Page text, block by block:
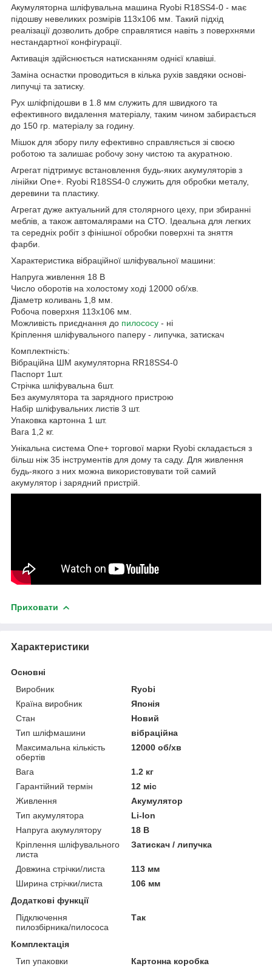
Акумуляторна шліфувальна машина Ryobi R18SS4-0 - має
підошву невеликих розмірів 113х106 мм. Такий підхід
реалізації дозволить добре справлятися навіть з поверхнями
нестандартної конфігурації.
Активація здійснюється натисканням однієї клавіші.
Заміна оснастки проводиться в кілька рухів завдяки основі-
липучці та затиску.
Рух шліфпідошви в 1.8 мм служить для швидкого та
ефективного видалення матеріалу, таким чином забирається
до 150 гр. матеріалу за годину.
Мішок для збору пилу ефективно справляється зі своєю
роботою та залишає робочу зону чистою та акуратною.
Агрегат підтримує встановлення будь-яких акумуляторів з
лінійки One+. Ryobi R18SS4-0 служить для обробки металу,
деревини та пластику.
Агрегат дуже актуальний для столярного цеху, при збиранні
меблів, а також автомалярами на СТО. Ідеальна для легких
та середніх робіт з фінішної обробки поверхні та зняття
фарби.
Характеристика вібраційної шліфувальної машини:
Напруга живлення 18 В
Число оборотів на холостому ході 12000 об/хв.
Діаметр коливань 1,8 мм.
Робоча поверхня 113х106 мм.
Можливість приєднання до пилососу - ні
Кріплення шліфувального паперу - липучка, затискач
Комплектність:
Вібраційна ШМ акумуляторна RR18SS4-0
Паспорт 1шт.
Стрічка шліфувальна 6шт.
Без акумулятора та зарядного пристрою
Набір шліфувальних листів 3 шт.
Упаковка картонна 1 шт.
Вага 1,2 кг.
Унікальна система One+ торгової марки Ryobi складається з
більш ніж 35 інструментів для дому та саду. Для живлення
будь-якого з них можна використовувати той самий
акумулятор і зарядний пристрій.
Приховати
Характеристики
Основні
Виробник
Ryobi
Країна виробник
Японія
Стан
Новий
Тип шліфмашини
вібраційна
Максимальна кількість
обертів
12000 об/хв
Вага
1.2 кг
Гарантійний термін
12 міс
Живлення
Акумулятор
Тип акумулятора
Li-Ion
Напруга акумулятору
18 В
Кріплення шліфувального
листа
Затискач / липучка
Довжина стрічки/листа
113 мм
Ширина стрічки/листа
106 мм
Додаткові функції
Підключення
пилозбірника/пилососа
Так
Комплектація
Тип упаковки
Картонна коробка